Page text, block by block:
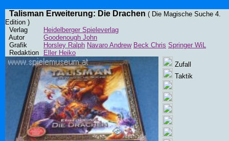
Talisman Erweiterung: Die Drachen ( Die Magische Suche 4.
Edition )
Verlag
Heidelberger Spieleverlag
Autor
Goodenough John
Grafik
Horsley Ralph Navaro Andrew Beck Chris Springer WiL
Redaktion
Eller Heiko
Zufall
Taktik